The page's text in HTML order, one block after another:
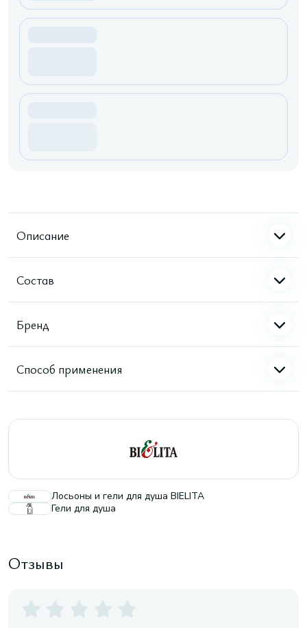
Описание
Состав
Бренд
Способ применения
Лосьоны и гели для душа BIELITA
Гели для душа
Отзывы